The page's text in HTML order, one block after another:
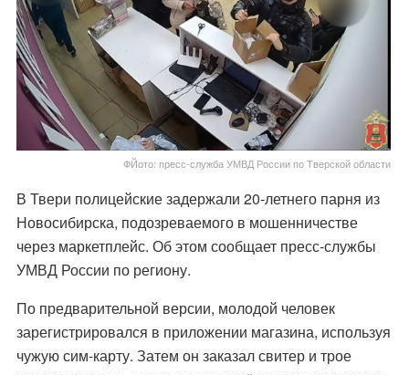
ФЙото: пресс-служба УМВД России по Тверской области
В Твери полицейские задержали 20-летнего парня из
Новосибирска, подозреваемого в мошенничестве
через маркетплейс. Об этом сообщает пресс-службы
УМВД России по региону.
По предварительной версии, молодой человек
зарегистрировался в приложении магазина, используя
чужую сим-карту. Затем он заказал свитер и трое